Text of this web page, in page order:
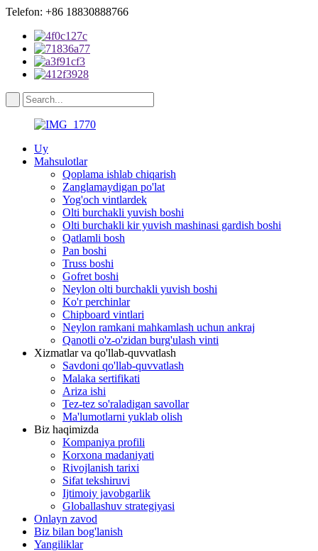
Telefon: +86 18830888766
Uy
Mahsulotlar
Qoplama ishlab chiqarish
Zanglamaydigan po'lat
Yog'och vintlardek
Olti burchakli yuvish boshi
Olti burchakli kir yuvish mashinasi gardish boshi
Qatlamli bosh
Pan boshi
Truss boshi
Gofret boshi
Neylon olti burchakli yuvish boshi
Ko'r perchinlar
Chipboard vintlari
Neylon ramkani mahkamlash uchun ankraj
Qanotli o'z-o'zidan burg'ulash vinti
Xizmatlar va qo'llab-quvvatlash
Savdoni qo'llab-quvvatlash
Malaka sertifikati
Ariza ishi
Tez-tez so'raladigan savollar
Ma'lumotlarni yuklab olish
Biz haqimizda
Kompaniya profili
Korxona madaniyati
Rivojlanish tarixi
Sifat tekshiruvi
Ijtimoiy javobgarlik
Globallashuv strategiyasi
Onlayn zavod
Biz bilan bog'lanish
Yangiliklar